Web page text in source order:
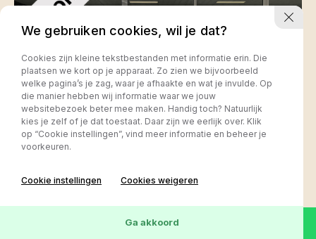
Suzuki Vitara
Automaat 1.6 Exclusive
We gebruiken cookies, wil je dat?
Cookies zijn kleine tekstbestanden met informatie erin. Die
plaatsen we kort op je apparaat. Zo zien we bijvoorbeeld
welke pagina’s je zag, waar je afhaakte en wat je invulde. Op
die manier hebben wij informatie waar we jouw
websitebezoek beter mee maken. Handig toch? Natuurlijk
kies je zelf of je dat toestaat. Daar zijn we eerlijk over. Klik
op “Cookie instellingen”, vind meer informatie en beheer je
voorkeuren.
Cookie instellingen Cookies weigeren
Ga akkoord